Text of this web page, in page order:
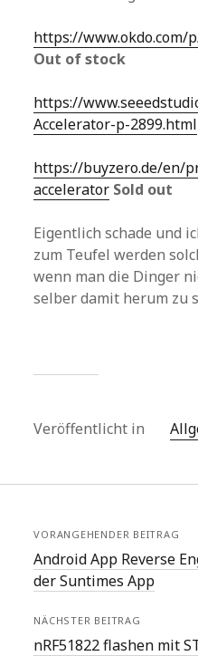
https://www.okdo.com/
Out of stock
https://
Accelerator-p-2899.html
https://buyzero.de/en/
accelerator Sold out
Eigentlich schade und
zum Teufel werden
wenn man die Dinger
selber damit herum zu
Veröffentlicht in
VORANGEHENDER BEITRAG
Android App Reverse
der Suntimes App
NÄCHSTER BEITRAG
nRF51822 flashen mit